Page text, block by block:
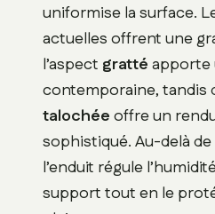
uniformise la surface.
actuelles offrent une
l’aspect grattéapporte
contemporaine, tandis
talochéeoffre un
sophistiqué. Au-delà de
l’enduit régule
support tout en le